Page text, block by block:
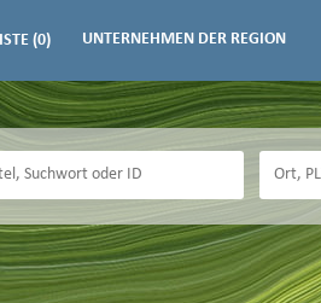
(0) UNTERNEHMEN DER REGION